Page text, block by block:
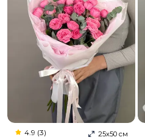
4.9 (3) 25х50 см